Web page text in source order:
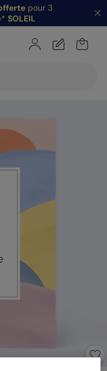
pour 3
SOLEIL